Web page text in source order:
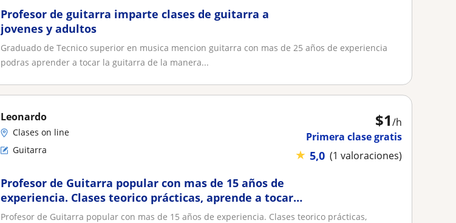
Profesor de guitarra imparte clases de guitarra a
jovenes y adultos
Graduado de Tecnico superior en musica mencion guitarra con mas de 25 años de experiencia
podras aprender a tocar la guitarra de la manera...
$1/h
Primera clase gratis
★ 5,0 (1 valoraciones)
Leonardo
Clases on line
Guitarra
Profesor de Guitarra popular con mas de 15 años de
experiencia. Clases teorico prácticas, aprende a tocar
tus canciones favoritas
Profesor de Guitarra popular con mas de 15 años de experiencia. Clases teorico prácticas,